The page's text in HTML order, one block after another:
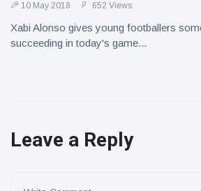
10 May 2018 652 Views
Xabi Alonso gives young footballers
succeeding in today's game...
Leave a Reply